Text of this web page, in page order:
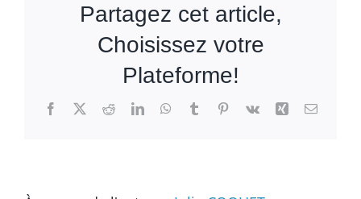
Partagez cet article,
Choisissez votre
Plateforme!
Facebook
X RedditLinkedInWhatsApp
TumblrPinterest
Vk Xing Email